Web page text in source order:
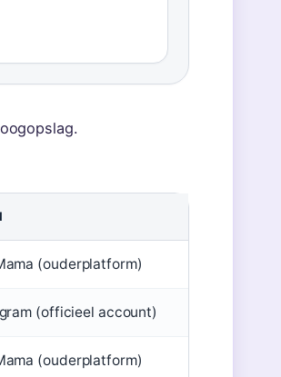
(ouderplatform)
(officieel account)
(ouderplatform)